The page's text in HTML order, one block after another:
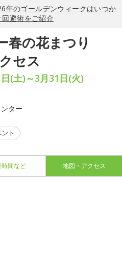
年のゴールデンウィークはいつか
避術をご紹介
春の花まつり
セス
(土)～3月31日(火)
ター
ト
時間など 地図・アクセス